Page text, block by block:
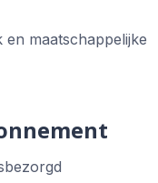
maatschappelijke